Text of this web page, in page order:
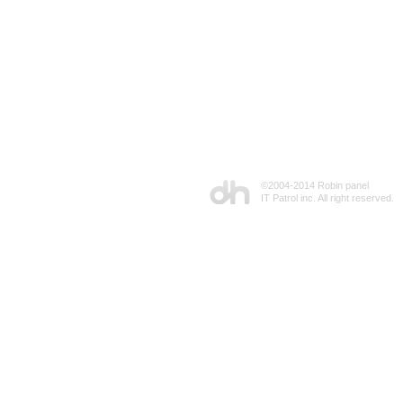
©2004-2014 Robin panel
IT Patrol inc. All right reserved.